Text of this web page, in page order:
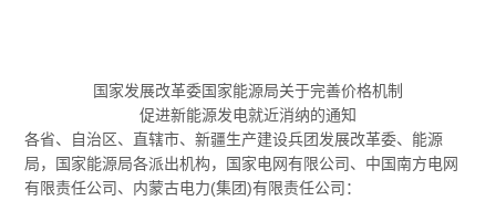
国家发展改革委国家能源局关于完善价格机制
促进新能源发电就近消纳的通知
各省、自治区、直辖市、新疆生产建设兵团发展改革委、能源
局，国家能源局各派出机构，国家电网有限公司、中国南方电网
有限责任公司、内蒙古电力(集团)有限责任公司：